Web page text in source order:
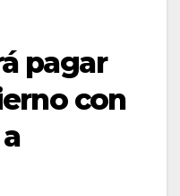
pagar
con